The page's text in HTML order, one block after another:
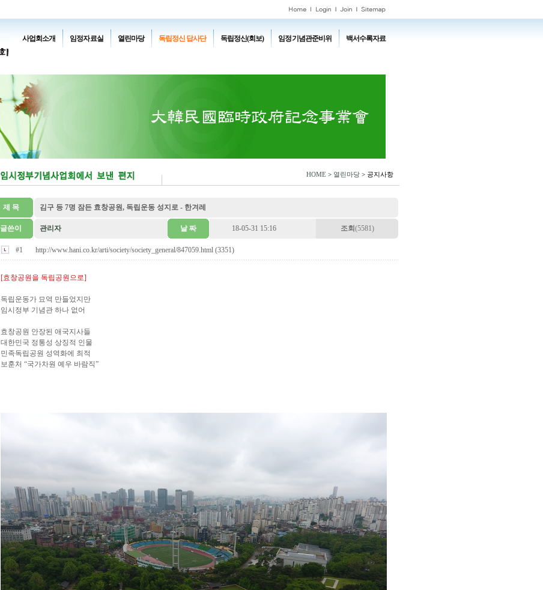
사업회소개 임정자료실 열린마당 독립정신 답사단 독립정신(회보) 임정기념관준비위 백서수록자료
HOME > 열린마당 > 공지사항
제 목 김구 등 7명 잠든 효창공원, 독립운동 성지로 - 한겨레
글쓴이 관리자 날 짜 18-05-31 15:16 조회 (5581)
#1 http://www.hani.co.kr/arti/society/society_general/847059.html (3351)
[효창공원을 독립공원으로]
독립운동가 묘역 만들었지만
임시정부 기념관 하나 없어
효창공원 안장된 애국지사들
대한민국 정통성 상징적 인물
민족독립공원 성역화에 최적
보훈처 “국가차원 예우 바람직”